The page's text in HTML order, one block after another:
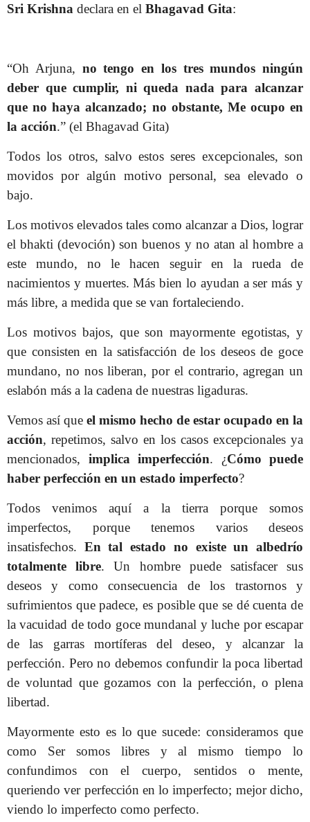
Sri Krishna declara en el Bhagavad Gita:
“Oh Arjuna, no tengo en los tres mundos ningún
deber que cumplir, ni queda nada para alcanzar
que no haya alcanzado; no obstante, Me ocupo en
la acción.” (el Bhagavad Gita)
Todos los otros, salvo estos seres excepcionales, son
movidos por algún motivo personal, sea elevado o
bajo.
Los motivos elevados tales como alcanzar a Dios, lograr
el bhakti (devoción) son buenos y no atan al hombre a
este mundo, no le hacen seguir en la rueda de
nacimientos y muertes. Más bien lo ayudan a ser más y
más libre, a medida que se van fortaleciendo.
Los motivos bajos, que son mayormente egotistas, y
que consisten en la satisfacción de los deseos de goce
mundano, no nos liberan, por el contrario, agregan un
eslabón más a la cadena de nuestras ligaduras.
Vemos así que el mismo hecho de estar ocupado en la
acción, repetimos, salvo en los casos excepcionales ya
mencionados, implica imperfección. ¿Cómo puede
haber perfección en un estado imperfecto?
Todos venimos aquí a la tierra porque somos
imperfectos, porque tenemos varios deseos
insatisfechos. En tal estado no existe un albedrío
totalmente libre. Un hombre puede satisfacer sus
deseos y como consecuencia de los trastornos y
sufrimientos que padece, es posible que se dé cuenta de
la vacuidad de todo goce mundanal y luche por escapar
de las garras mortíferas del deseo, y alcanzar la
perfección. Pero no debemos confundir la poca libertad
de voluntad que gozamos con la perfección, o plena
libertad.
Mayormente esto es lo que sucede: consideramos que
como Ser somos libres y al mismo tiempo lo
confundimos con el cuerpo, sentidos o mente,
queriendo ver perfección en lo imperfecto; mejor dicho,
viendo lo imperfecto como perfecto.